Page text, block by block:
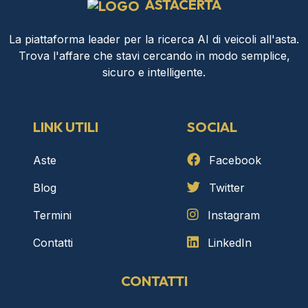
ASTACERTA
La piattaforma leader per la ricerca AI di veicoli all'asta.
Trova l'affare che stavi cercando in modo semplice,
sicuro e intelligente.
LINK UTILI
Aste
Blog
Termini
Contatti
SOCIAL
Facebook
Twitter
Instagram
LinkedIn
CONTATTI